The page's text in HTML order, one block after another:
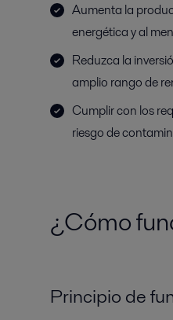
Aumenta la
energética y al
Reduzca la
amplio rango de
Cumplir con los
riesgo de
¿Cómo
Principio de